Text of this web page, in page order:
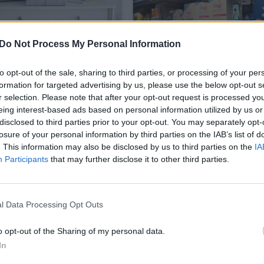
Do Not Process My Personal Information
opt-out of the sale, sharing to third parties, or processing of your
for targeted advertising by us, please use the below opt-out
selection. Please note that after your opt-out request is processed
interest-based ads based on personal information utilized by us
to third parties prior to your opt-out. You may separately
of your personal information by third parties on the IAB’s list of
This information may also be disclosed by us to third parties on the
Participants that may further disclose it to other third parties.
Data Processing Opt Outs
opt-out of the Sharing of my personal data.
kraitelis dar
– dviguba dovana
diena 2026-07-09
„Mažylių mugė“ –
patogiai tėvystei
Gyvenimo būdas 2026-
1